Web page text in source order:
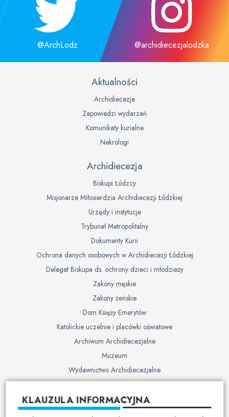
@ArchLodz @archidiecezjalodzka
Aktualności
Archidiecezja
Zapowiedzi wydarzeń
Komunikaty kurialne
Nekrologi
Archidiecezja
Biskupi Łódzcy
Misjonarze Miłosierdzia Archidiecezji Łódzkiej
Urzędy i instytucje
Trybunał Metropolitalny
Dokumenty Kurii
Ochrona danych osobowych w Archidiecezji Łódzkiej
Delegat Biskupa ds. ochrony dzieci i młodzieży
Zakony męskie
Zakony żeńskie
Dom Księży Emerytów
Katolickie uczelnie i placówki oświatowe
Archiwum Archidiecezjalne
Muzeum
Wydawnictwo Archidiecezjalne
Cmentarze
Duszpasterstwo
KLAUZULA INFORMACYJNA